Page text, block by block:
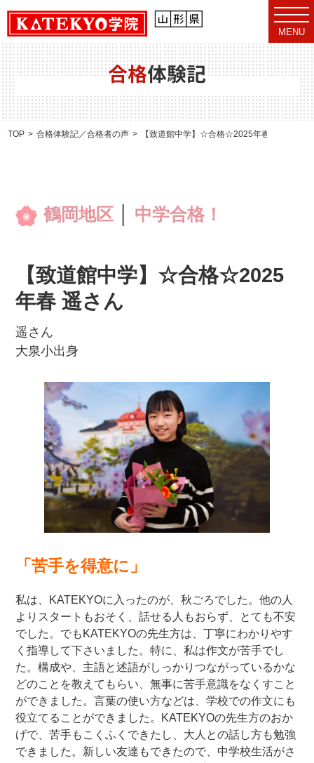
t
o
g
g
l
e
n
v
i
g
MENU
合格体験記
TOP 合格体験記／合格者の声 【致道館中学】☆合格☆2025年春 遥さん
鶴岡地区 中学合格！
【致道館中学】☆合格☆2025
年春 遥さん
遥さん
大泉小出身
「苦手を得意に」
私は、KATEKYOに入ったのが、秋ごろでした。他の人
よりスタートもおそく、話せる人もおらず、とても不安
でした。でもKATEKYOの先生方は、丁寧にわかりやす
く指導して下さいました。特に、私は作文が苦手でし
た。構成や、主語と述語がしっかりつながっているかな
どのことを教えてもらい、無事に苦手意識をなくすこと
ができました。言葉の使い方などは、学校での作文にも
役立てることができました。KATEKYOの先生方のおか
げで、苦手もこくふくできたし、大人との話し方も勉強
できました。新しい友達もできたので、中学校生活がさ